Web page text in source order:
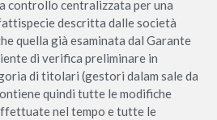
controllo centralizzata per una
descritta dalle società
quella già esaminata dal Garante
di verifica preliminare in
di titolari (gestori dalam sale da
quindi tutte le modifiche
nel tempo e tutte le